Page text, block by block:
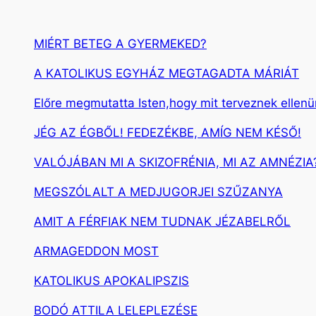
MIÉRT BETEG A GYERMEKED?
A KATOLIKUS EGYHÁZ MEGTAGADTA MÁRIÁT
Előre megmutatta Isten,hogy mit terveznek
JÉG AZ ÉGBŐL! FEDEZÉKBE, AMÍG NEM KÉSŐ!
VALÓJÁBAN MI A SKIZOFRÉNIA, MI AZ
MEGSZÓLALT A MEDJUGORJEI SZŰZANYA
AMIT A FÉRFIAK NEM TUDNAK JÉZABELRŐL
ARMAGEDDON MOST
KATOLIKUS APOKALIPSZIS
BODÓ ATTILA LELEPLEZÉSE